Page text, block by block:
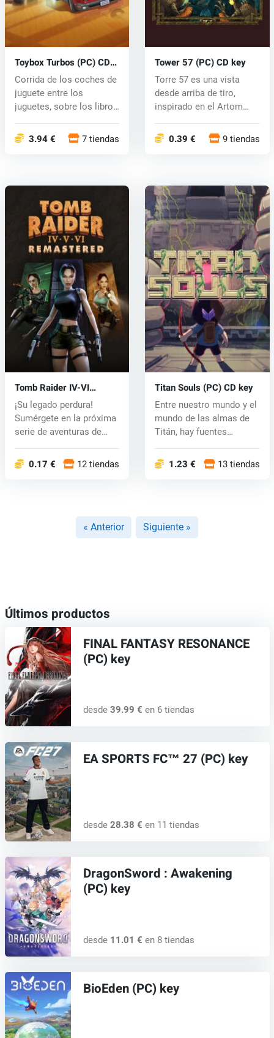
Toybox Turbos (PC) CD
key
Corrida de los coches de
juguete entre los
juguetes, sobre los libros
3.94 € 7 tiendas
Tower 57 (PC) CD key
Torre 57 es una vista
desde arriba de tiro,
inspirado en el Artom
0.39 € 9 tiendas
Tomb Raider IV-VI
Remastered (PC) key
¡Su legado perdura!
Sumérgete en la próxima
serie de aventuras de
0.17 € 12 tiendas
Titan Souls (PC) CD key
Entre nuestro mundo y el
mundo de las almas de
Titán, hay fuentes
1.23 € 13 tiendas
« Anterior Siguiente »
Últimos productos
FINAL FANTASY RESONANCE
(PC) key
desde 39.99 € en 6 tiendas
EA SPORTS FC™ 27 (PC) key
desde 28.38 € en 11 tiendas
DragonSword : Awakening
(PC) key
desde 11.01 € en 8 tiendas
BioEden (PC) key